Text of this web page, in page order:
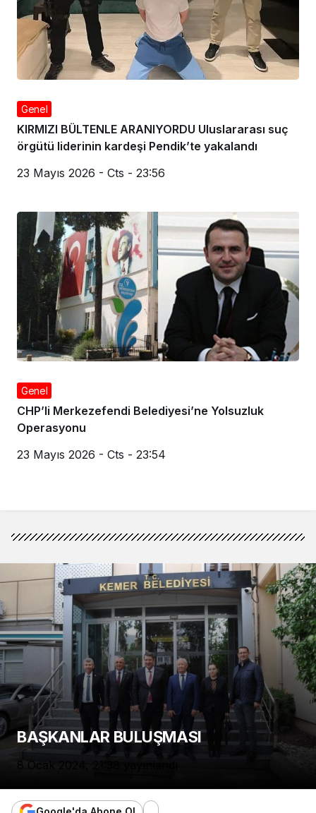
Genel
KIRMIZI BÜLTENLE ARANIYORDU Uluslararası suç
örgütü liderinin kardeşi Pendik’te yakalandı
23 Mayıs 2026 - Cts - 23:56
Genel
CHP’li Merkezefendi Belediyesi’ne Yolsuzluk
Operasyonu
23 Mayıs 2026 - Cts - 23:54
BAŞKANLAR BULUŞMASI
8 Ocak 2024, 21:38